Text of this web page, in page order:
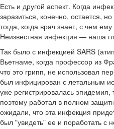
Есть и другой аспект. Когда
заразиться, конечно, остается,
тогда, когда врач знает, с чем
Неизвестная инфекция — наша
Так было с инфекцией SARS
Вьетнаме, когда профессор из
что это грипп, не использовал
был инфицирован с летальным
уже регистрировалась эпидемия,
поэтому работал в полном
ожидали, что эта инфекция
был "увидеть" ее и поработать с